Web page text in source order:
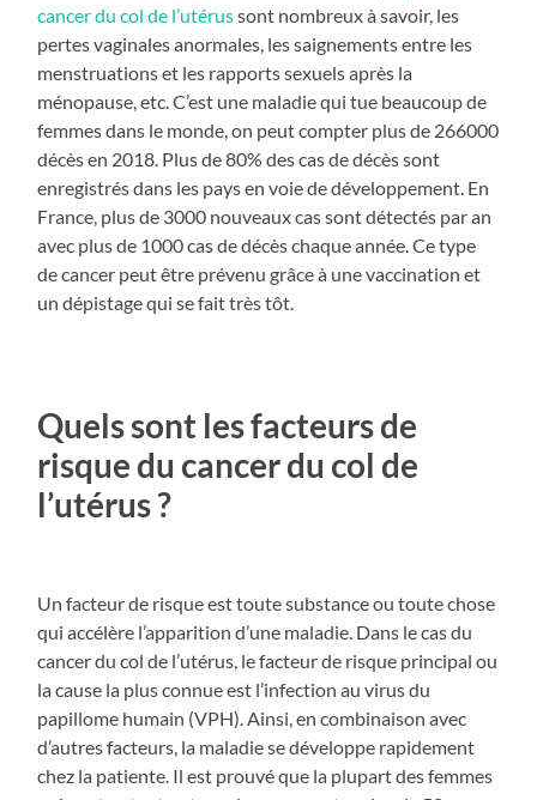
cancer du col de l’utérussont nombreux à savoir, les
pertes vaginales anormales, les saignements entre les
menstruations et les rapports sexuels après la
ménopause, etc. C’est une maladie qui tue beaucoup de
femmes dans le monde, on peut compter plus de 266000
décès en 2018. Plus de 80% des cas de décès sont
enregistrés dans les pays en voie de développement. En
France, plus de 3000 nouveaux cas sont détectés par an
avec plus de 1000 cas de décès chaque année. Ce type
de cancer peut être prévenu grâce à une vaccination et
un dépistage qui se fait très tôt.
Quels sont les facteurs de
risque du cancer du col de
l’utérus ?
Un facteur de risque est toute substance ou toute chose
qui accélère l’apparition d’une maladie. Dans le cas du
cancer du col de l’utérus, le facteur de risque principal ou
la cause la plus connue est l’infection au virus du
papillome humain (VPH). Ainsi, en combinaison avec
d’autres facteurs, la maladie se développe rapidement
chez la patiente. Il est prouvé que la plupart des femmes